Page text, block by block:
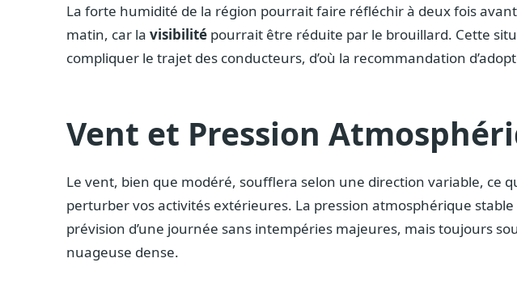
La forte humidité de la région pourrait faire réfléchir à deux fois
matin, car la visibilité pourrait être réduite par le brouillard. Cette
compliquer le trajet des conducteurs, d’où la recommandation
Vent et Pression
Le vent, bien que modéré, soufflera selon une direction variable, ce
perturber vos activités extérieures. La pression atmosphérique
prévision d’une journée sans intempéries majeures, mais toujours
nuageuse dense.